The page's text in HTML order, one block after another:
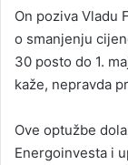
On poziva Vladu
o smanjenju
30 posto do 1.
kaže, nepravda
Ove optužbe
Energoinvesta i